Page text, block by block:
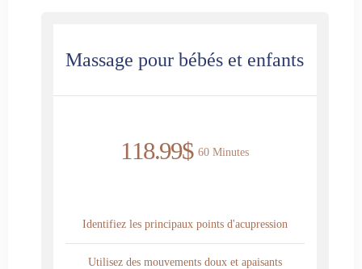
Massage pour bébés et enfants
118.99$60 Minutes
Identifiez les principaux points d'acupression
Utilisez des mouvements doux et apaisants